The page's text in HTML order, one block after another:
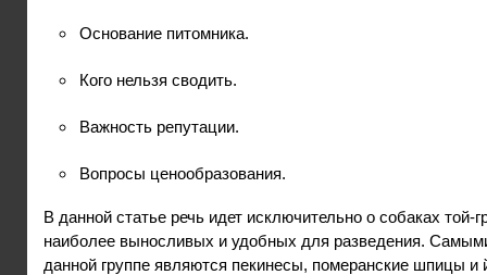
Основание питомника.
Кого нельзя сводить.
Важность репутации.
Вопросы ценообразования.
В данной статье речь идет исключительно о собаках той-
наиболее выносливых и удобных для разведения.
данной группе являются пекинесы, померанские шпицы и